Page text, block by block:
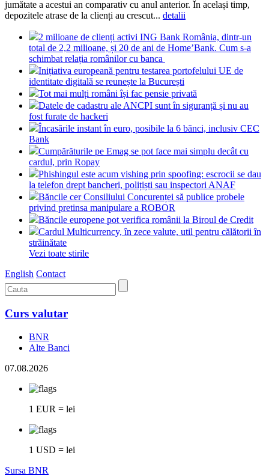
jumătate a acestui an comparativ cu anul anterior. În același timp,
depozitele atrase de la clienți au crescut... detalii
2 milioane de clienți activi ING Bank România, dintr-un
total de 2,2 milioane, și 20 de ani de Home’Bank. Cum s-a
schimbat relația românilor cu banca
Inițiativa europeană pentru testarea portofelului UE de
identitate digitală se reunește la București
Tot mai mulți români își fac pensie privată
Datele de cadastru ale ANCPI sunt în siguranță și nu au
fost furate de hackeri
Încasările instant în euro, posibile la 6 bănci, inclusiv CEC
Bank
Cumpărăturile pe Emag se pot face mai simplu decât cu
cardul, prin Ropay
Phishingul este acum vishing prin spoofing: escrocii se dau
la telefon drept bancheri, polițiști sau inspectori ANAF
Băncile cer Consiliului Concurenței să publice probele
privind pretinsa manipulare a ROBOR
Băncile europene pot verifica românii la Biroul de Credit
Cardul Multicurrency, în zece valute, util pentru călătorii în
străinătate
Vezi toate stirile
English Contact
Curs valutar
BNR
Alte Banci
07.08.2026
1 EUR = lei
1 USD = lei
Sursa BNR